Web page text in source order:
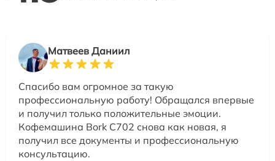
Матвеев Даниил
Спасибо вам огромное за такую
профессиональную работу! Обращался впервые
и получил только положительные эмоции.
Кофемашина Bork C702 снова как новая, я
получил все документы и профессиональную
консультацию.